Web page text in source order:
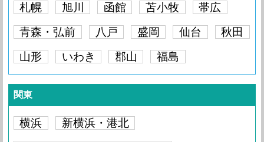
札幌 旭川 函館 苫小牧
帯広
青森・弘前
八戸 盛岡 仙台
秋田
山形
いわき 郡山 福島
関東
横浜
新横浜・港北